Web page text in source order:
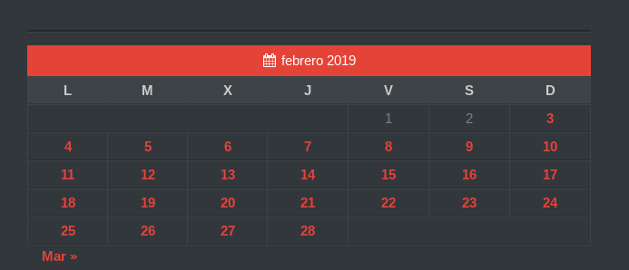
febrero 2019
L
M X J V S
D
1
2
3
4
5 6 7 8 9
10
11
12 13 14 15 16
17
18
19 20 21 22 23
24
25
26 27
28
Mar »